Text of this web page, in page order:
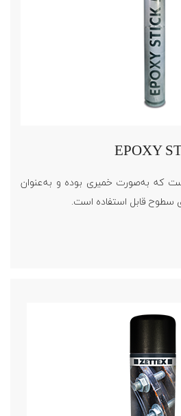
EPOXY
که به‌صورت خمیری بوده و به‌عنوان
سطوح قابل استفاده است.